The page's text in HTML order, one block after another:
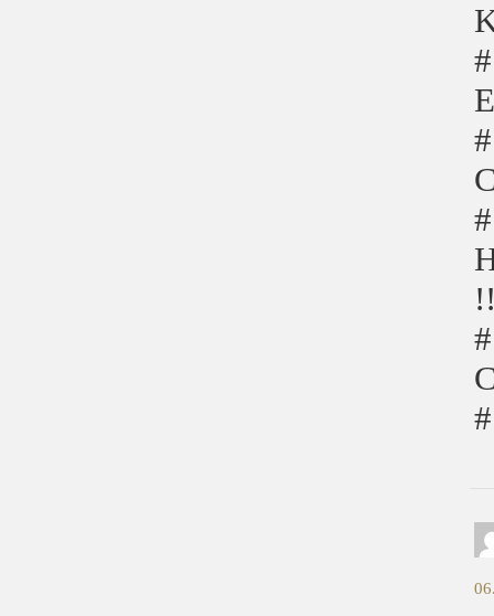
#
#
#
#
#